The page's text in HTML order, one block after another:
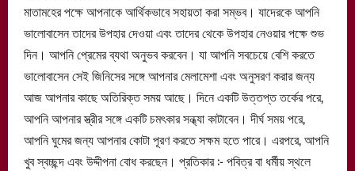
মাতামহের পক্ষে আপনাকে আর্থিকভাবে সহায়তা করা সম্ভব। যাদেরকে আপনি
ভালোবাসেন তাদের উপহার দেওয়া এবং তাদের থেকে উপহার নেওয়ার পক্ষে শুভ
দিন। আপনি প্রেমের ব্যথা অনুভব করবেন। যা আপনি সবচেয়ে বেশি করতে
ভালোবাসেন সেই জিনিসের সঙ্গে আপনার মেলামেশা এবং অনুসরণ করার জন্য
আজ আপনার কাছে অতিরিক্ত সময় আছে। দিনে একটি উত্তপ্ত তর্কের পরে,
আপনি আপনার স্ত্রীর সঙ্গে একটি চমৎকার সন্ধ্যা কাটাবেন। দীর্ঘ সময় পরে,
আপনি ঘুমের জন্য আপনার কোটা পূরণ করতে সক্ষম হতে পারে। এরপরে, আপনি
খুব স্বচ্ছন্দ এবং উদ্দীপনা বোধ করছেন। প্রতিকার :- পবিত্র বা ধর্মীয় স্থলে